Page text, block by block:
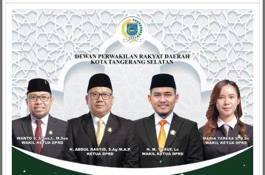
Juara
1,
Babinsa
Terbaik
Dan
Lomba
Foto
Kategori
Kodam
Iskandar
Muda